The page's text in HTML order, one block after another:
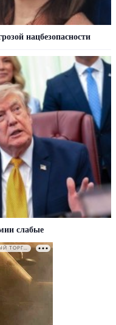
нацбезопасности
слабые
РЕКЛАМА • ООО СТРОИТЕЛЬНЫЙ ТОРГОВЫЙ ДОМ «ПЕТРОВИЧ». ИНН: 7802348846